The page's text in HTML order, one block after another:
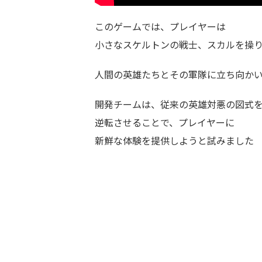
このゲームでは、プレイヤーは
小さなスケルトンの戦士、スカルを操り
人間の英雄たちとその軍隊に立ち向か
開発チームは、従来の英雄対悪の図式を
逆転させることで、プレイヤーに
新鮮な体験を提供しようと試みました